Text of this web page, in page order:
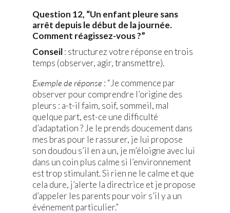
Question 12, “Un enfant pleure sans
arrêt depuis le début de la journée.
Comment réagissez-vous ?”
Conseil: structurez votre réponse en trois
temps (observer, agir, transmettre).
Exemple de réponse : “Je commence par
observer pour comprendre l’origine des
pleurs : a-t-il faim, soif, sommeil, mal
quelque part, est-ce une difficulté
d’adaptation ? Je le prends doucement dans
mes bras pour le rassurer, je lui propose
son doudou s’il en a un, je m’éloigne avec lui
dans un coin plus calme si l’environnement
est trop stimulant. Si rien ne le calme et que
cela dure, j’alerte la directrice et je propose
d’appeler les parents pour voir s’il y a un
événement particulier.”